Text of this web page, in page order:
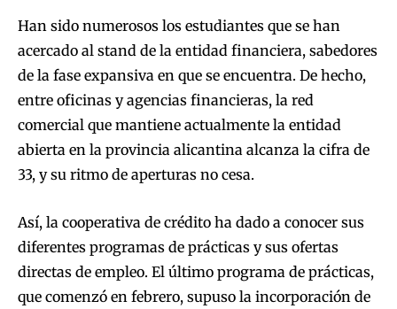
Han sido numerosos los estudiantes que se han
acercado al stand de la entidad financiera, sabedores
de la fase expansiva en que se encuentra. De hecho,
entre oficinas y agencias financieras, la red
comercial que mantiene actualmente la entidad
abierta en la provincia alicantina alcanza la cifra de
33, y su ritmo de aperturas no cesa.
Así, la cooperativa de crédito ha dado a conocer sus
diferentes programas de prácticas y sus ofertas
directas de empleo. El último programa de prácticas,
que comenzó en febrero, supuso la incorporación de